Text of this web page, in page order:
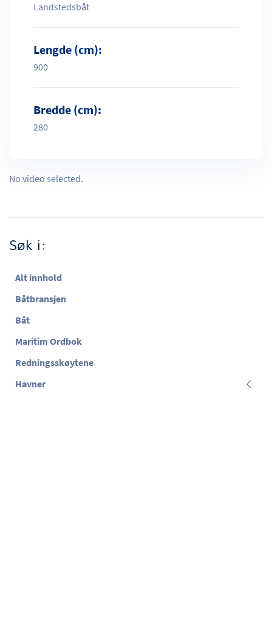
Landstedsbåt
Lengde (cm):
900
Bredde (cm):
280
No video selected.
Søk i:
Alt innhold
Båtbransjen
Båt
Maritim Ordbok
Redningsskøytene
Havner